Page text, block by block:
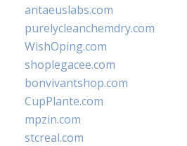
antaeuslabs.com
purelycleanchemdry.com
WishOping.com
shoplegacee.com
bonvivantshop.com
CupPlante.com
mpzin.com
stcreal.com